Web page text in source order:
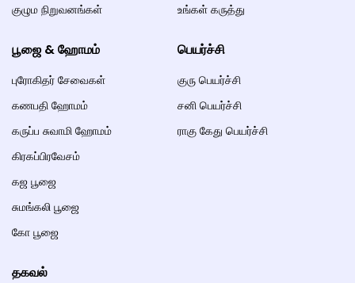
குழும நிறுவனங்கள்
உங்கள் கருத்து
பூஜை & ஹோமம்
புரோகிதர் சேவைகள்
கணபதி ஹோமம்
கருப்ப சுவாமி ஹோமம்
கிரகப்பிரவேசம்
கஜ பூஜை
சுமங்கலி பூஜை
கோ பூஜை
பெயர்ச்சி
குரு பெயர்ச்சி
சனி பெயர்ச்சி
ராகு கேது பெயர்ச்சி
தகவல்